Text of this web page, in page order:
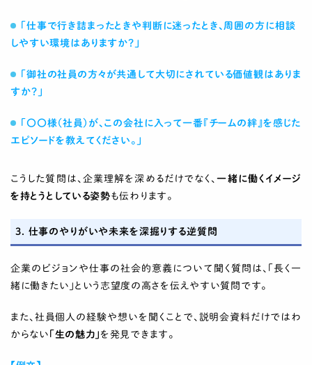
「仕事で行き詰まったときや判断に迷ったとき、周囲の方に相談
しやすい環境はありますか？」
「御社の社員の方々が共通して大切にされている価値観はありま
すか？」
「〇〇様（社員）が、この会社に入って一番『チームの絆』を感じた
エピソードを教えてください。」
こうした質問は、企業理解を深めるだけでなく、一緒に働くイメージ
を持とうとしている姿勢も伝わります。
3. 仕事のやりがいや未来を深掘りする逆質問
企業のビジョンや仕事の社会的意義について聞く質問は、「長く一
緒に働きたい」という志望度の高さを伝えやすい質問です。
また、社員個人の経験や想いを聞くことで、説明会資料だけではわ
からない
「生の魅力」 を発見できます。